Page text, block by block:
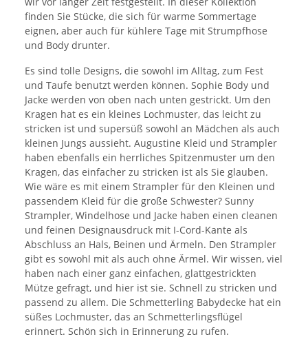
finden Sie Stücke, die sich für warme Sommertage
eignen, aber auch für kühlere Tage mit Strumpfhose
und Body drunter.
Es sind tolle Designs, die sowohl im Alltag, zum Fest
und Taufe benutzt werden können. Sophie Body und
Jacke werden von oben nach unten gestrickt. Um den
Kragen hat es ein kleines Lochmuster, das leicht zu
stricken ist und supersüß sowohl an Mädchen als auch
kleinen Jungs aussieht. Augustine Kleid und Strampler
haben ebenfalls ein herrliches Spitzenmuster um den
Kragen, das einfacher zu stricken ist als Sie glauben.
Wie wäre es mit einem Strampler für den Kleinen und
passendem Kleid für die große Schwester? Sunny
Strampler, Windelhose und Jacke haben einen cleanen
und feinen Designausdruck mit I-Cord-Kante als
Abschluss an Hals, Beinen und Ärmeln. Den Strampler
gibt es sowohl mit als auch ohne Ärmel. Wir wissen, viel
haben nach einer ganz einfachen, glattgestrickten
Mütze gefragt, und hier ist sie. Schnell zu stricken und
passend zu allem. Die Schmetterling Babydecke hat ein
süßes Lochmuster, das an Schmetterlingsflügel
erinnert. Schön sich in Erinnerung zu rufen.